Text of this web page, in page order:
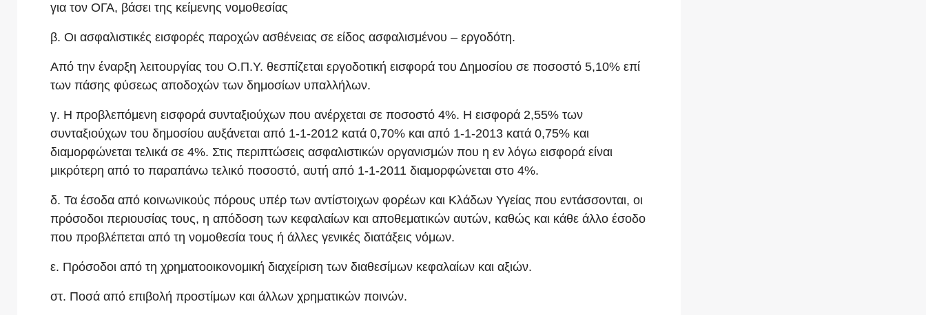
για τον ΟΓΑ, βάσει της κείμενης νομοθεσίας
β. Οι ασφαλιστικές εισφορές παροχών ασθένειας σε είδος ασφαλισμένου – εργοδότη.
Από την έναρξη λειτουργίας του Ο.Π.Υ. θεσπίζεται εργοδοτική εισφορά του Δημοσίου σε ποσοστό 5,10% επί
των πάσης φύσεως αποδοχών των δημοσίων υπαλλήλων.
γ. Η προβλεπόμενη εισφορά συνταξιούχων που ανέρχεται σε ποσοστό 4%. Η εισφορά 2,55% των
συνταξιούχων του δημοσίου αυξάνεται από 1-1-2012 κατά 0,70% και από 1-1-2013 κατά 0,75% και
διαμορφώνεται τελικά σε 4%. Στις περιπτώσεις ασφαλιστικών οργανισμών που η εν λόγω εισφορά είναι
μικρότερη από το παραπάνω τελικό ποσοστό, αυτή από 1-1-2011 διαμορφώνεται στο 4%.
δ. Τα έσοδα από κοινωνικούς πόρους υπέρ των αντίστοιχων φορέων και Κλάδων Υγείας που εντάσσονται, οι
πρόσοδοι περιουσίας τους, η απόδοση των κεφαλαίων και αποθεματικών αυτών, καθώς και κάθε άλλο έσοδο
που προβλέπεται από τη νομοθεσία τους ή άλλες γενικές διατάξεις νόμων.
ε. Πρόσοδοι από τη χρηματοοικονομική διαχείριση των διαθεσίμων κεφαλαίων και αξιών.
στ. Ποσά από επιβολή προστίμων και άλλων χρηματικών ποινών.